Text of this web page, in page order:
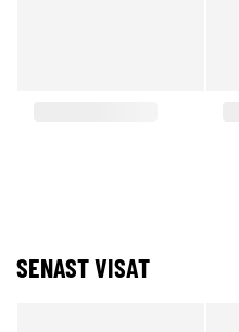
SENAST VISAT